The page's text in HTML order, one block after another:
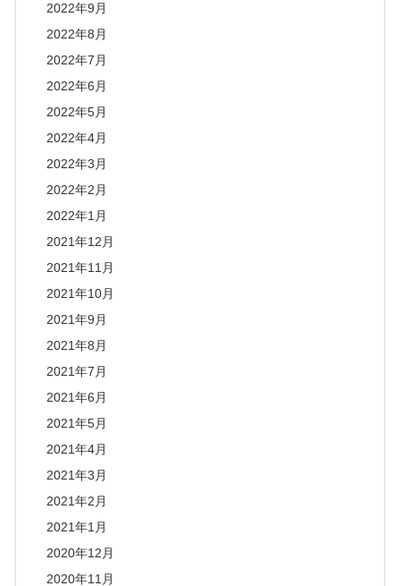
2022年9月
2022年8月
2022年7月
2022年6月
2022年5月
2022年4月
2022年3月
2022年2月
2022年1月
2021年12月
2021年11月
2021年10月
2021年9月
2021年8月
2021年7月
2021年6月
2021年5月
2021年4月
2021年3月
2021年2月
2021年1月
2020年12月
2020年11月